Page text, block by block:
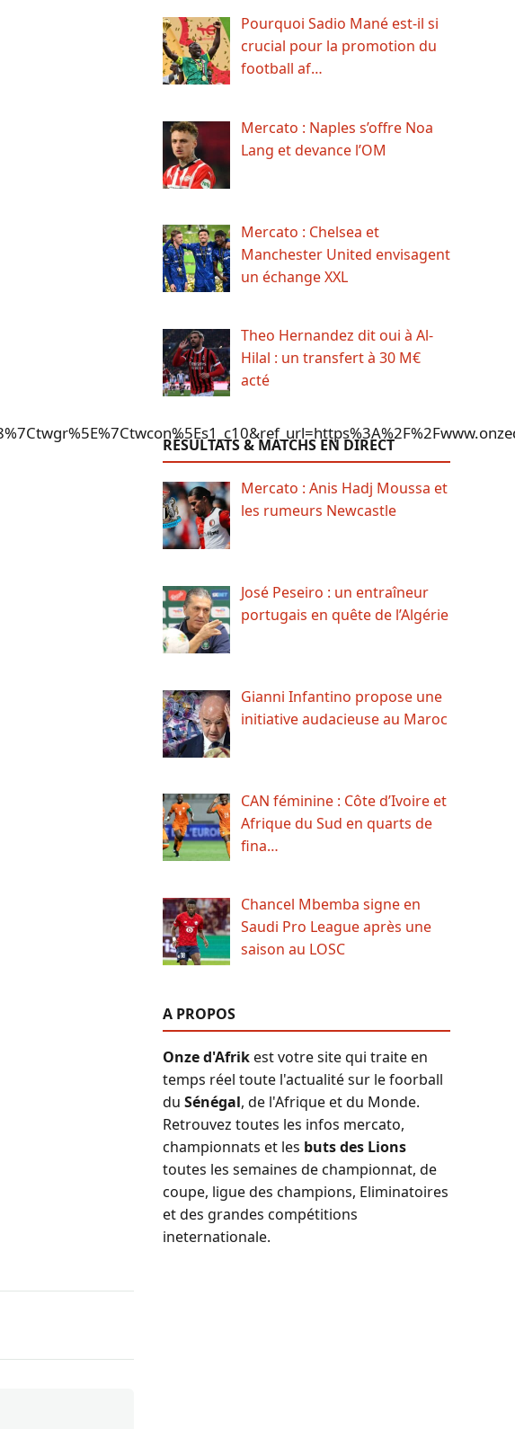
Pourquoi Sadio Mané est-il si
crucial pour la promotion du
football af…
Mercato : Naples s’offre Noa
Lang et devance l’OM
Mercato : Chelsea et
Manchester United envisagent
un échange XXL
Theo Hernandez dit oui à Al-
Hilal : un transfert à 30 M€
acté
RÉSULTATS & MATCHS EN DIRECT
Mercato : Anis Hadj Moussa et
les rumeurs Newcastle
José Peseiro : un entraîneur
portugais en quête de l’Algérie
Gianni Infantino propose une
initiative audacieuse au Maroc
CAN féminine : Côte d’Ivoire et
Afrique du Sud en quarts de
fina…
Chancel Mbemba signe en
Saudi Pro League après une
saison au LOSC
A PROPOS
Onze d'Afrikest votre site qui traite en
temps réel toute l'actualité sur le foorball
du Sénégal, de l'Afrique et du Monde.
Retrouvez toutes les infos mercato,
championnats et les buts des Lions
toutes les semaines de championnat, de
coupe, ligue des champions, Eliminatoires
et des grandes compétitions
ineternationale.